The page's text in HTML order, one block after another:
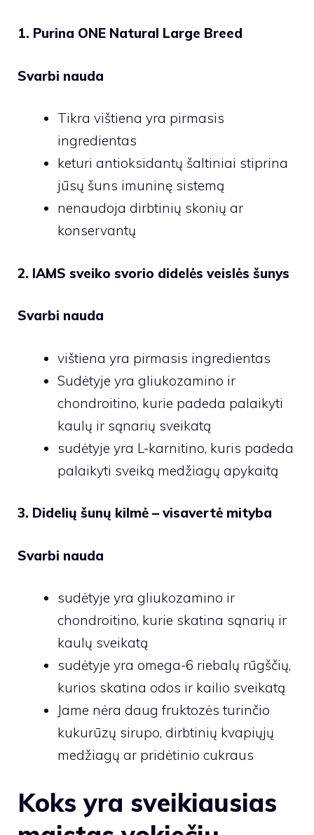
1. Purina ONE Natural Large Breed
Svarbi nauda
Tikra vištiena yra pirmasis
ingredientas
keturi antioksidantų šaltiniai stiprina
jūsų šuns imuninę sistemą
nenaudoja dirbtinių skonių ar
konservantų
2. IAMS sveiko svorio didelės veislės šunys
Svarbi nauda
vištiena yra pirmasis ingredientas
Sudėtyje yra gliukozamino ir
chondroitino, kurie padeda palaikyti
kaulų ir sąnarių sveikatą
sudėtyje yra L-karnitino, kuris padeda
palaikyti sveiką medžiagų apykaitą
3. Didelių šunų kilmė – visavertė mityba
Svarbi nauda
sudėtyje yra gliukozamino ir
chondroitino, kurie skatina sąnarių ir
kaulų sveikatą
sudėtyje yra omega-6 riebalų rūgščių,
kurios skatina odos ir kailio sveikatą
Jame nėra daug fruktozės turinčio
kukurūzų sirupo, dirbtinių kvapiųjų
medžiagų ar pridėtinio cukraus
Koks yra sveikiausias